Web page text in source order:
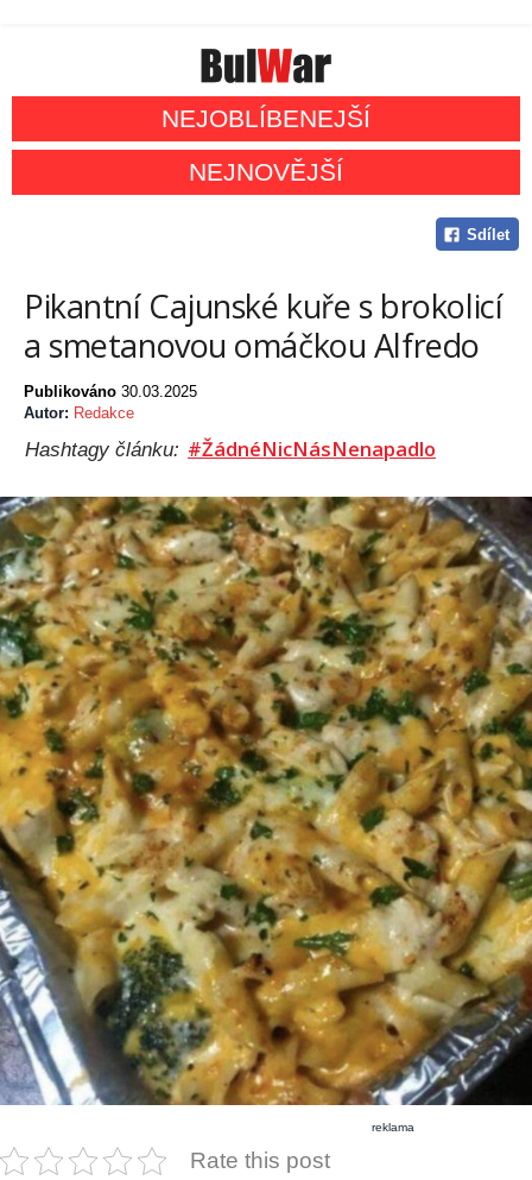
NEJOBLÍBENEJŠÍ
NEJNOVĚJŠÍ
Sdílet
Pikantní Cajunské kuře s brokolicí
a smetanovou omáčkou Alfredo
Publikováno 30.03.2025
Autor: Redakce
Hashtagy článku: #ŽádnéNicNásNenapadlo
reklama
Rate this post